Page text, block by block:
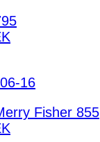
16
Fisher 855